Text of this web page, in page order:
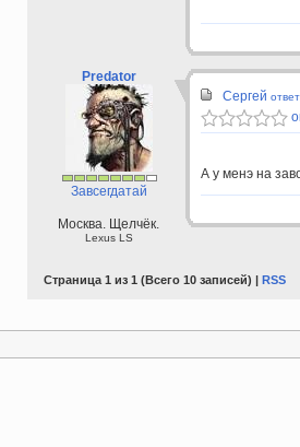
Predator
Завсегдатай
Москва. Щелчёк.
Lexus LS
Сергей
А у менэ на
Страница 1 из 1 (Всего 10 записей) | RSS